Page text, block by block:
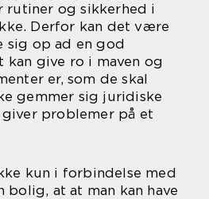
rutiner og sikkerhed i
Derfor kan det være
sig op ad en god
give ro i maven og
er, som de skal
gemmer sig juridiske
giver problemer på et
kun i forbindelse med
bolig, at at man kan have